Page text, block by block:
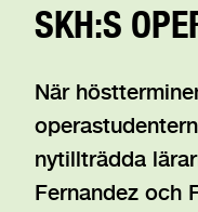
SKH:S
När
nytillträdda
Fernandez och